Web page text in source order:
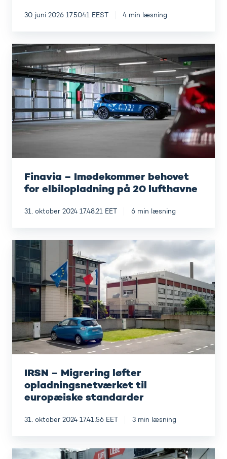
30. juni 2026 17.50.41 EEST 4 min læsning
Finavia
–
Imødekommer
behovet
for
elbilopladning
på
20
lufthavne
Finavia – Imødekommer behovet
for elbilopladning på 20 lufthavne
31. oktober 2024 17.48.21 EET 6 min læsning
IRSN
–
Migrering
løfter
opladningsnetværket
til
europæiske
standarder
IRSN – Migrering løfter
opladningsnetværket til
europæiske standarder
31. oktober 2024 17.41.56 EET 3 min læsning